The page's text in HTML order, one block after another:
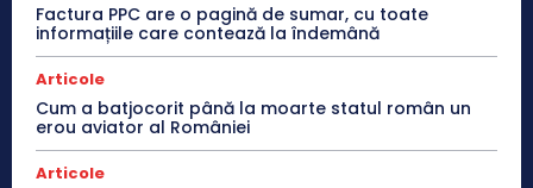
Factura PPC are o pagină de sumar, cu toate
informațiile care contează la îndemână
Articole
Cum a batjocorit până la moarte statul român un
erou aviator al României
Articole